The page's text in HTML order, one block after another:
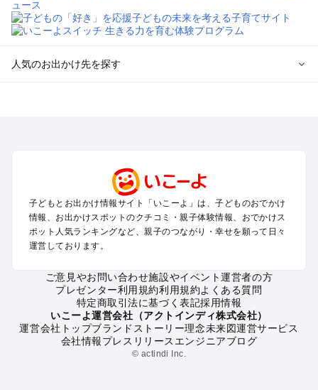
人気のお出かけ先を探す
関西のプールおでかけ
中国･四国のプールおでかけ
九州･沖縄のプールおでかけ
定番お出かけスポット
牧場
子どもとお出かけ情報サイト「いこーよ」は、子どものおでかけ
情報、お出かけスポットのクチコミ・親子体験情報、おでかけス
ポット人気ランキングなど、親子のつながり・幸せを願って日々
運営しております。
ご意見やお問い合わせ施設やイベント運営者の方
プレゼンター利用規約利用規約よくある質問
特定商取引法に基づく表記採用情報
いこーよ運営会社（アクトインディ株式会社）
運営会社トップブランドストーリー理念未来図運営サービス
会社情報プレスリリース エンジニアブログ
© actindi Inc.